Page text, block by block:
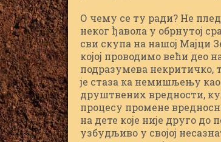
О чему се ту ради? Не
неког ђавола у обрнутој
сви скупа на нашој Мајци
којој проводимо већи део
подразумева некритичко,
је стаза ка немишљењу
друштвених вредности,
процесу промене
на дете које није друго до
узбудљиво у својој